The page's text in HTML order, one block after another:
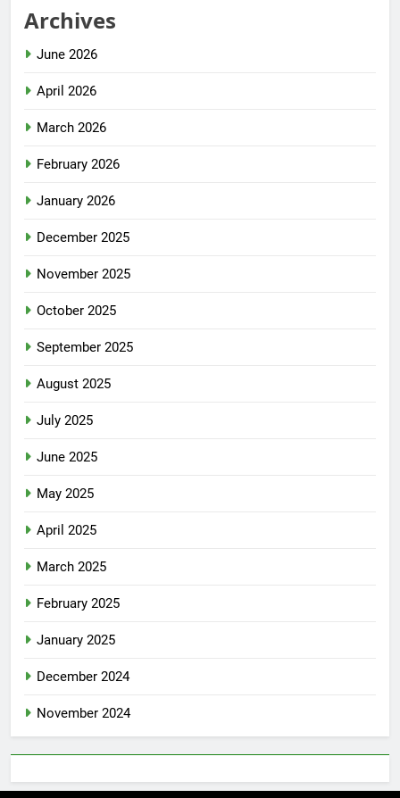
Archives
June 2026
April 2026
March 2026
February 2026
January 2026
December 2025
November 2025
October 2025
September 2025
August 2025
July 2025
June 2025
May 2025
April 2025
March 2025
February 2025
January 2025
December 2024
November 2024